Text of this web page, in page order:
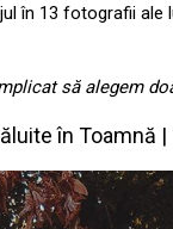
în 13 fotografii
să alegem
în Toamnă |